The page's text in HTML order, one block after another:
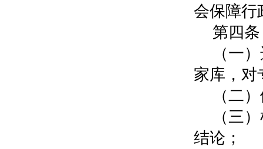
会保障行
第四
（一
家库，对
（二
（三
结论；